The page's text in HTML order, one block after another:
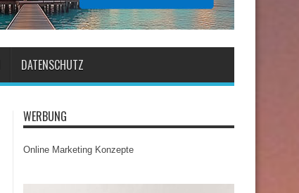
DATENSCHUTZ
WERBUNG
Online Marketing Konzepte